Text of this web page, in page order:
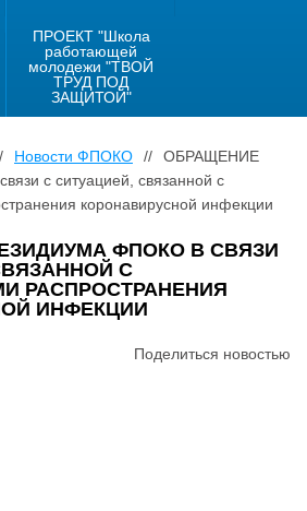
ПРОЕКТ "Школа
работающей
молодежи "ТВОЙ
ТРУД ПОД
ЗАЩИТОЙ"
Новости ФПОКО //
ОБРАЩЕНИЕ
с ситуацией, связанной с
коронавирусной инфекции
ФПОКО В СВЯЗИ
С
РАСПРОСТРАНЕНИЯ
ИНФЕКЦИИ
Поделиться новостью